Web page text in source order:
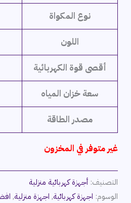
نوع المكواة
اللون
أقصى قوة الكهربائية
سعة خزان المياه
مصدر الطاقة
غير متوفر في المخزون
التصنيف:أجهزة كهربائية منزلية
الوسوم: اجهزة كهربائية, اجهزة منزلية,